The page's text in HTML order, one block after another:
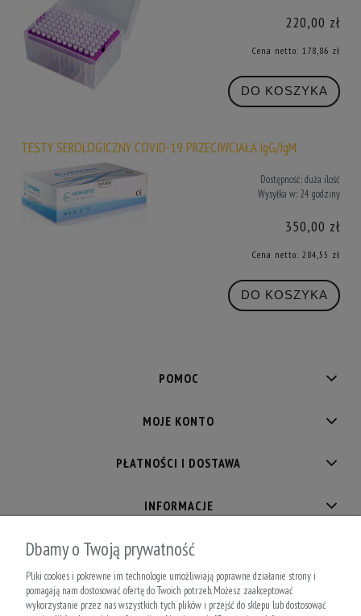
220,00 zł
Cena netto: 178,86 zł
DO KOSZYKA
TESTY SEROLOGICZNY COVID-19 PRZECIWCIAŁA IgG/IgM
Dostępność:duża ilość
Wysyłka w: 24 godziny
350,00 zł
Cena netto: 284,55 zł
DO KOSZYKA
POMOC
MOJE KONTO
PŁATNOŚCI I DOSTAWA
INFORMACJE
O NAS
Dbamy o Twoją prywatność
Pliki cookies i pokrewne im technologie umożliwiają poprawne działanie strony i
pomagają nam dostosować ofertę do Twoich potrzeb. Możesz zaakceptować
wykorzystanie przez nas wszystkich tych plików i przejść do sklepu lub dostosować